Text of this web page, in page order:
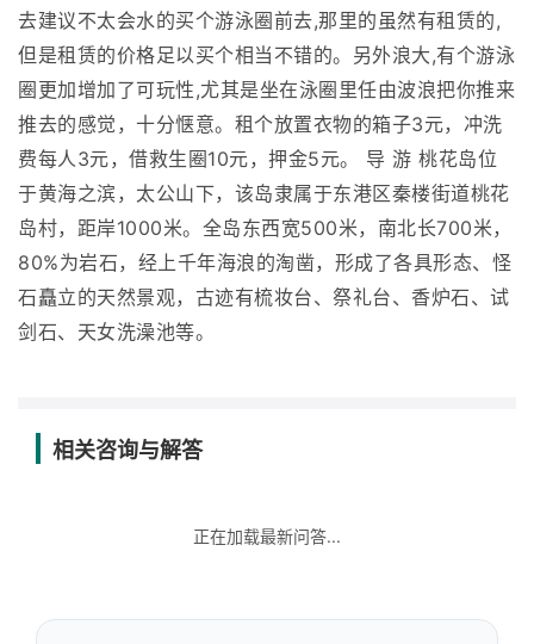
去建议不太会水的买个游泳圈前去,那里的虽然有租赁的,
但是租赁的价格足以买个相当不错的。另外浪大,有个游泳
圈更加增加了可玩性,尤其是坐在泳圈里任由波浪把你推来
推去的感觉，十分惬意。租个放置衣物的箱子3元，冲洗
费每人3元，借救生圈10元，押金5元。 导 游 桃花岛位
于黄海之滨，太公山下，该岛隶属于东港区秦楼街道桃花
岛村，距岸1000米。全岛东西宽500米，南北长700米，
80%为岩石，经上千年海浪的淘凿，形成了各具形态、怪
石矗立的天然景观，古迹有梳妆台、祭礼台、香炉石、试
剑石、天女洗澡池等。
相关咨询与解答
正在加载最新问答...